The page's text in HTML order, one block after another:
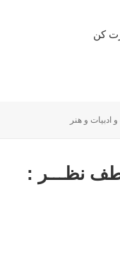
کن
روزبه حیدری
ادبیات و هنر
لطف نظـــر :